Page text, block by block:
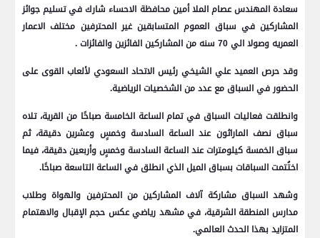
سعادة المهندس عصام الملا أمين محافظة الاحساء شارك في تسليم جوائز
المشاركين في سباق العموم المتسابقين غير المحترفين مختلف الاعمار
العمريه وصولا الي 70 سنه من المشاركين الفائزين والفائزات .
وقد حرص العميد علي الشيخي رئيس الاتحاد السعودي لألعاب القوى على
الحضور في السباق مع عدد من الشخصيات الرياضية.
وانطلقت فعاليات السباق في تمام الساعة الخامسة صباحًا من القرية، تلاه
سباق نصف الماراثون عند الساعة السادسة وخمسٍ وعشرين دقيقة، ثم
سباق الخمسة كيلومترات عند الساعة السادسة وخمسٍ وأربعين دقيقة، فيما
اختُتمت السباقات بسباق الميل الذي انطلق في الساعة التاسعة صباحًا.
وشهد السباق مشاركة آلاف المشاركين من المحترفين والهواة وطلاب
مدارس المنطقة الشرقية، في مشهد رياضي عكس حجم الإقبال والاهتمام
المتزايد بهذا الحدث العالمي.